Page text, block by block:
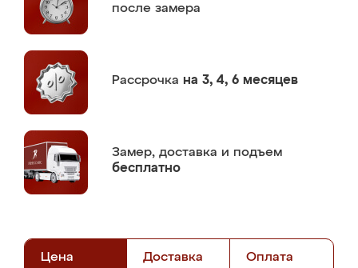
после замера
Рассрочка на 3, 4, 6 месяцев
Замер, доставка и подъем
бесплатно
Цена Доставка Оплата